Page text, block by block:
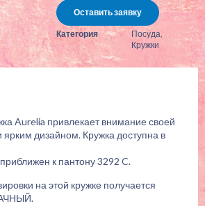
Оставить заявку
Категория Посуда
Кружки
Aurelia привлекает внимание своей
дизайном. Кружка доступна в
к пантону 3292 C.
на этой кружке получается